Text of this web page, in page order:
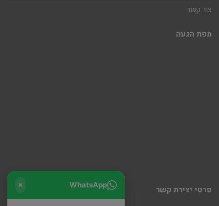
צור קשר
מפת הגעה
פרטי יצירת קשר WhatsApp